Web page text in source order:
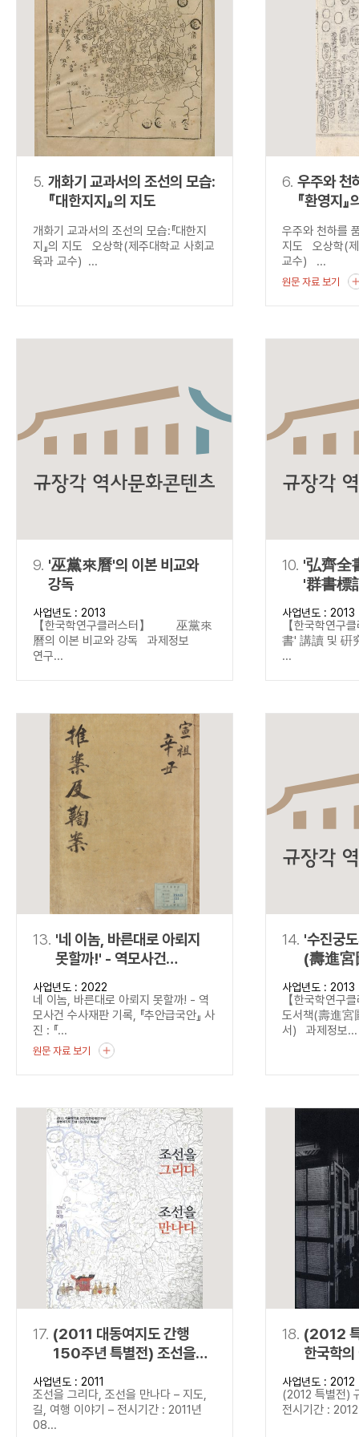
5. 개화기 교과서의 조선의 모습:
『대한지지』의 지도
개화기 교과서의 조선의 모습:『대한지
지』의 지도 오상학(제주대학교 사회교
육과 교수) ...
6. 우주와 천
『환영지』
우주와 천하를
지도 오상학(제
교수) ...
원문 자료 보기
9. '巫黨來曆'의 이본 비교와
강독
사업년도 : 2013
【한국학연구클러스터】 巫黨來
曆의 이본 비교와 강독 과제정보
연구...
10. '弘齊全
'群書標
중심으로
사업년도 : 2013
【한국학연
書' 講讀 및
...
13. '네 이놈, 바른대로 아뢰지
못할까!' - 역모사건
수사재판 기록,
『추안급국안』
사업년도 : 2022
네 이놈, 바른대로 아뢰지 못할까! - 역
모사건 수사재판 기록, 『추안급국안』 사
진 : 『...
원문 자료 보기
14. '수진궁
(壽進宮
(탈초·정
사업년도 : 2013
【한국학연
도서책(壽進宮
서) 과제정보...
17. (2011 대동여지도 간행
150주년 특별전) 조선을
그리다, 조선을 만나다
사업년도 : 2011
조선을 그리다, 조선을 만나다 – 지도,
길, 여행 이야기 – 전시기간 : 2011년
08...
18. (2012
한국학의
사업년도 : 2012
(2012 특별전)
전시기간 :